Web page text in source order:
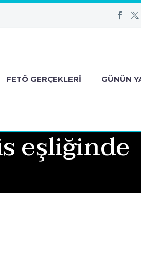
FETÖ GERÇEKLERI GÜNÜN
eşliğinde